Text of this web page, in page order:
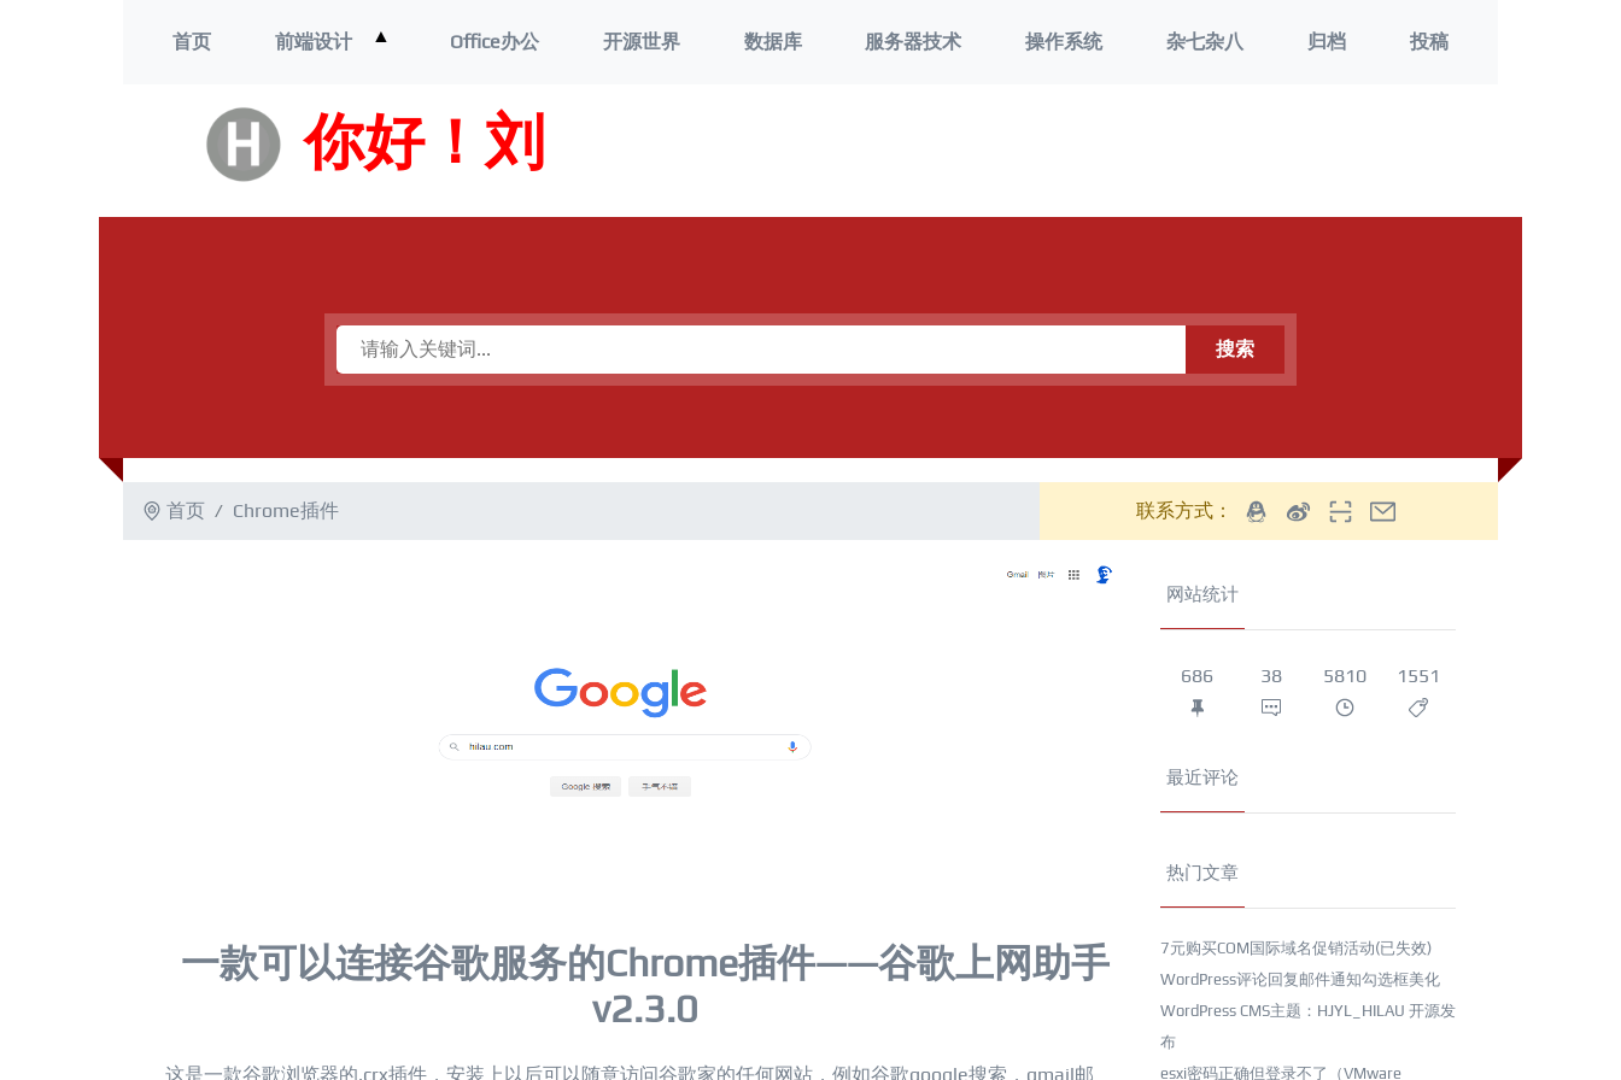
你好！刘
首页 前端设计 ▲
单
Office办公 开源世界 数据库 服务器技术 操作系统 杂七杂八 归档 投稿
搜索
首页 Chrome插件 联系方式：
一款可以连接谷歌服务的Chrome插件——谷歌上网助手
v2.3.0
这是一款谷歌浏览器的.crx插件，安装上以后可以随意访问谷歌家的任何网站，例如谷歌google搜索，gmail邮
网站统计
686 38 5810 1551
最近评论
热门文章
7元购买COM国际域名促销活动(已失效)
WordPress评论回复邮件通知勾选框美化
WordPress CMS主题：HJYL_HILAU 开源发
布
esxi密码正确但登录不了（VMware